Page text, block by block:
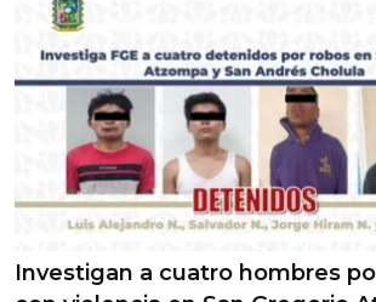
Investigan a cuatro hombres